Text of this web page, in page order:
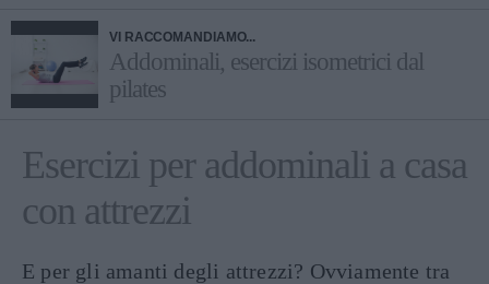
VI RACCOMANDIAMO...
Addominali, esercizi isometrici dal
pilates
Esercizi per addominali a casa
con attrezzi
E per gli amanti degli attrezzi? Ovviamente tra